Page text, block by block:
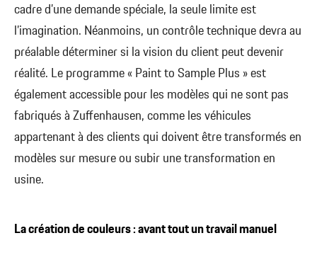
cadre d’une demande spéciale, la seule limite est
l’imagination. Néanmoins, un contrôle technique devra au
préalable déterminer si la vision du client peut devenir
réalité. Le programme « Paint to Sample Plus » est
également accessible pour les modèles qui ne sont pas
fabriqués à Zuffenhausen, comme les véhicules
appartenant à des clients qui doivent être transformés en
modèles sur mesure ou subir une transformation en
usine.
La création de couleurs : avant tout un travail manuel